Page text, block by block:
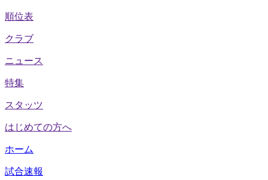
順位表
クラブ
ニュース
特集
スタッツ
はじめての方へ
ホーム
試合速報